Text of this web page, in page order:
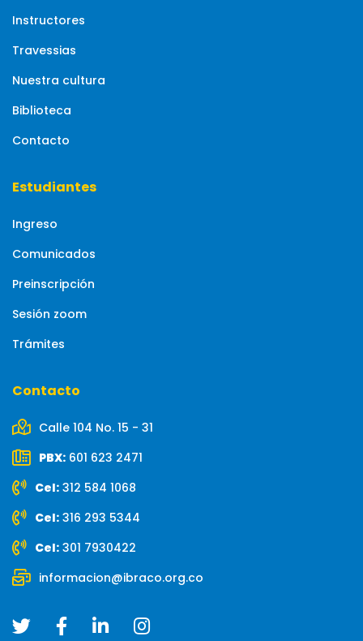
Instructores
Travessias
Nuestra cultura
Biblioteca
Contacto
Estudiantes
Ingreso
Comunicados
Preinscripción
Sesión zoom
Trámites
Contacto
Calle 104 No. 15 - 31
PBX: 601 623 2471
Cel: 312 584 1068
Cel: 316 293 5344
Cel: 301 7930422
informacion@ibraco.org.co